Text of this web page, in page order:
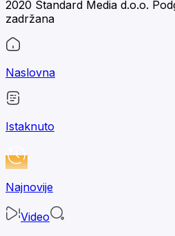
2020 Standard Media d.o.o.
zadržana
Naslovna
Istaknuto
Najnovije
Video